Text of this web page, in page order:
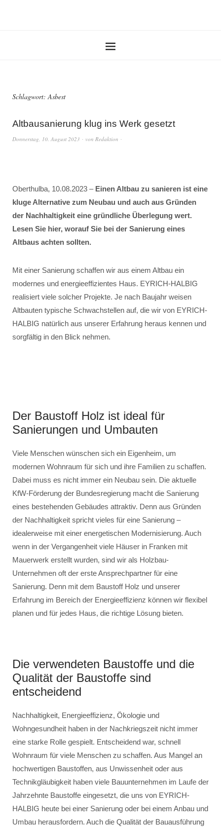
Schlagwort:Asbest
Altbausanierung klug ins Werk gesetzt
Donnerstag, 10. August 2023 von Redaktion
Oberthulba, 10.08.2023 – Einen Altbau zu sanieren ist eine
kluge Alternative zum Neubau und auch aus Gründen
der Nachhaltigkeit eine gründliche Überlegung wert.
Lesen Sie hier, worauf Sie bei der Sanierung eines
Altbaus achten sollten.
Mit einer Sanierung schaffen wir aus einem Altbau ein
modernes und energieeffizientes Haus. EYRICH-HALBIG
realisiert viele solcher Projekte. Je nach Baujahr weisen
Altbauten typische Schwachstellen auf, die wir von EYRICH-
HALBIG natürlich aus unserer Erfahrung heraus kennen und
sorgfältig in den Blick nehmen.
Der Baustoff Holz ist ideal für
Sanierungen und Umbauten
Viele Menschen wünschen sich ein Eigenheim, um
modernen Wohnraum für sich und ihre Familien zu schaffen.
Dabei muss es nicht immer ein Neubau sein. Die aktuelle
KfW-Förderung der Bundesregierung macht die Sanierung
eines bestehenden Gebäudes attraktiv. Denn aus Gründen
der Nachhaltigkeit spricht vieles für eine Sanierung –
idealerweise mit einer energetischen Modernisierung. Auch
wenn in der Vergangenheit viele Häuser in Franken mit
Mauerwerk erstellt wurden, sind wir als Holzbau-
Unternehmen oft der erste Ansprechpartner für eine
Sanierung. Denn mit dem Baustoff Holz und unserer
Erfahrung im Bereich der Energieeffizienz können wir flexibel
planen und für jedes Haus, die richtige Lösung bieten.
Die verwendeten Baustoffe und die
Qualität der Baustoffe sind
entscheidend
Nachhaltigkeit, Energieeffizienz, Ökologie und
Wohngesundheit haben in der Nachkriegszeit nicht immer
eine starke Rolle gespielt. Entscheidend war, schnell
Wohnraum für viele Menschen zu schaffen. Aus Mangel an
hochwertigen Baustoffen, aus Unwissenheit oder aus
Technikgläubigkeit haben viele Bauunternehmen im Laufe der
Jahrzehnte Baustoffe eingesetzt, die uns von EYRICH-
HALBIG heute bei einer Sanierung oder bei einem Anbau und
Umbau herausfordern. Auch die Qualität der Bauausführung